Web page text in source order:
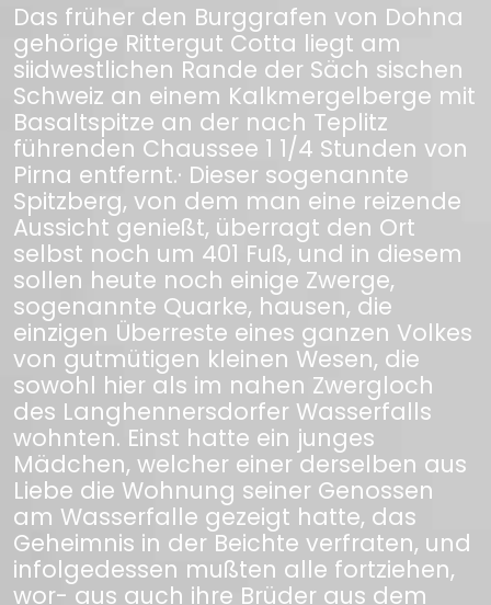
Das früher den Burggrafen von Dohna
gehörige Rittergut Cotta liegt am
siidwestlichen Rande der Säch sischen
Schweiz an einem Kalkmergelberge mit
Basaltspitze an der nach Teplitz
führenden Chaussee 1 1/4 Stunden von
Pirna entfernt.· Dieser sogenannte
Spitzberg, von dem man eine reizende
Aussicht genießt, überragt den Ort
selbst noch um 401 Fuß, und in diesem
sollen heute noch einige Zwerge,
sogenannte Quarke, hausen, die
einzigen Überreste eines ganzen Volkes
von gutmütigen kleinen Wesen, die
sowohl hier als im nahen Zwergloch
des Langhennersdorfer Wasserfalls
wohnten. Einst hatte ein junges
Mädchen, welcher einer derselben aus
Liebe die Wohnung seiner Genossen
am Wasserfalle gezeigt hatte, das
Geheimnis in der Beichte verfraten, und
infolgedessen mußten alle fortziehen,
wor- aus auch ihre Brüder aus dem